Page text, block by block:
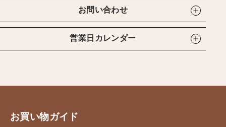
お問い合わせ
営業日カレンダー
お買い物ガイド